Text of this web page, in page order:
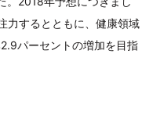
力するとともに、健康領域
パーセントの増加を目指